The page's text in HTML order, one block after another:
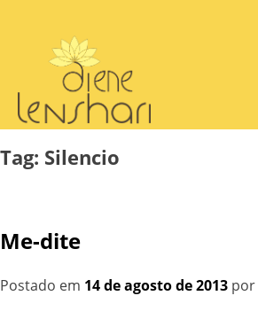
content
Tag: Silencio
Me-dite
Postado em 14 de agosto de 2013 por